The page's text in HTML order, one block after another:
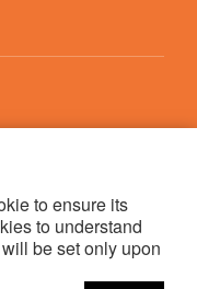
to ensure its
to understand
be set only upon
付款方式，防詐詳情 。